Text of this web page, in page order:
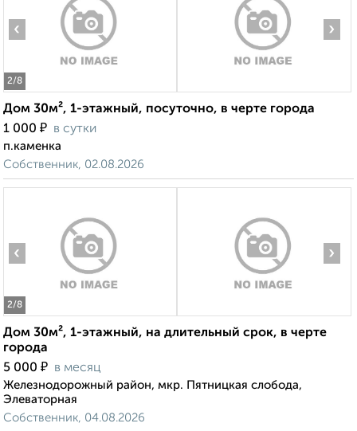
2/8
‹ ›
Дом 30м², 1-этажный, посуточно, в черте города
1 000 ₽ в сутки
п.каменка
Собственник, 02.08.2026
2/8
‹ ›
Дом 30м², 1-этажный, на длительный срок, в черте
города
5 000 ₽ в месяц
Железнодорожный район, мкр. Пятницкая слобода,
Элеваторная
Собственник, 04.08.2026